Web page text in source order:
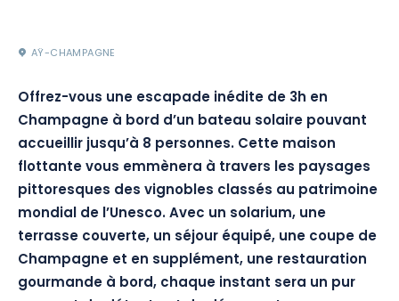
AŸ-CHAMPAGNE
Offrez-vous une escapade inédite de 3h en
Champagne à bord d’un bateau solaire pouvant
accueillir jusqu’à 8 personnes. Cette maison
flottante vous emmènera à travers les paysages
pittoresques des vignobles classés au patrimoine
mondial de l’Unesco. Avec un solarium, une
terrasse couverte, un séjour équipé, une coupe de
Champagne et en supplément, une restauration
gourmande à bord, chaque instant sera un pur